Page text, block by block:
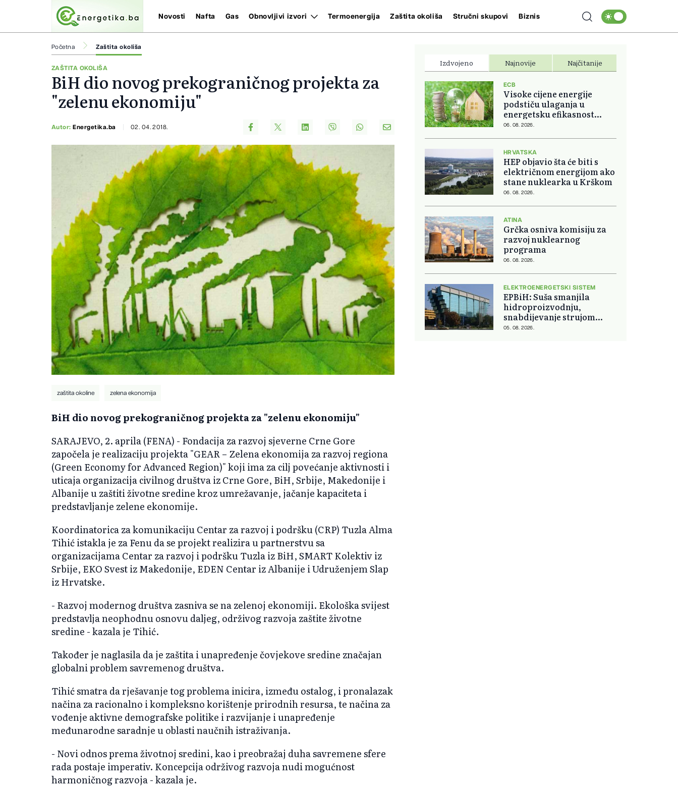
Novosti Nafta Gas Obnovljivi izvori Termoenergija Zaštita okoliša Stručni skupovi Biznis
Početna Zaštita okoliša
ZAŠTITA OKOLIŠA
BiH dio novog prekograničnog projekta za
"zelenu ekonomiju"
Autor:Energetika.ba 02. 04. 2018.
zaštita okoline zelena ekonomija
BiH dio novog prekograničnog projekta za "zelenu ekonomiju"
SARAJEVO, 2. aprila (FENA) - Fondacija za razvoj sjeverne Crne Gore
započela je realizaciju projekta "GEAR – Zelena ekonomija za razvoj regiona
(Green Economy for Advanced Region)" koji ima za cilj povećanje aktivnosti i
uticaja organizacija civilnog društva iz Crne Gore, BiH, Srbije, Makedonije i
Albanije u zaštiti životne sredine kroz umrežavanje, jačanje kapaciteta i
predstavljanje zelene ekonomije.
Koordinatorica za komunikaciju Centar za razvoj i podršku (CRP) Tuzla Alma
Tihić istakla je za Fenu da se projekt realizira u partnerstvu sa
organizacijama Centar za razvoj i podršku Tuzla iz BiH, SMART Kolektiv iz
Srbije, EKO Svest iz Makedonije, EDEN Centar iz Albanije i Udruženjem Slap
iz Hrvatske.
- Razvoj modernog društva zasniva se na zelenoj ekonomiji. Ekološka svijest
predstavlja neophodnu osnovu daljeg, održivog razvoja zaštite životne
sredine - kazala je Tihić.
Također je naglasila da je zaštita i unapređenje čovjekove sredine značajan
globalni problem savremenog društva.
Tihić smatra da rješavanje tog problema inicira, između ostalog, i pronalazak
načina za racionalno i kompleksno korištenje prirodnih resursa, te načina za
vođenje aktivne demografske politike i razvijanje i unapređenje
međunarodne saradnje u oblasti naučnih istraživanja.
- Novi odnos prema životnoj sredini, kao i preobražaj duha savremene sfere
rada postaje imperativ. Koncepcija održivog razvoja nudi mogućnost
harmoničnog razvoja - kazala je.
Izdvojeno Najnovije Najčitanije
ECB
Visoke cijene energije
podstiču ulaganja u
energetsku efikasnost
domova
06. 08. 2026.
HRVATSKA
HEP objavio šta će biti s
električnom energijom ako
stane nuklearka u Krškom
06. 08. 2026.
ATINA
Grčka osniva komisiju za
razvoj nuklearnog
programa
06. 08. 2026.
ELEKTROENERGETSKI SISTEM
EPBiH: Suša smanjila
hidroproizvodnju,
snabdijevanje strujom
ostaje stabilno
05. 08. 2026.